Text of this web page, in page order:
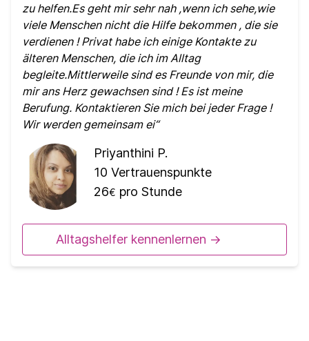
zu helfen.Es geht mir sehr nah ,wenn ich sehe,wie
viele Menschen nicht die Hilfe bekommen , die sie
verdienen ! Privat habe ich einige Kontakte zu
älteren Menschen, die ich im Alltag
begleite.Mittlerweile sind es Freunde von mir, die
mir ans Herz gewachsen sind ! Es ist meine
Berufung. Kontaktieren Sie mich bei jeder Frage !
Wir werden gemeinsam ei
Priyanthini P.
10 Vertrauenspunkte
26€ pro Stunde
Alltagshelfer kennenlernen ->